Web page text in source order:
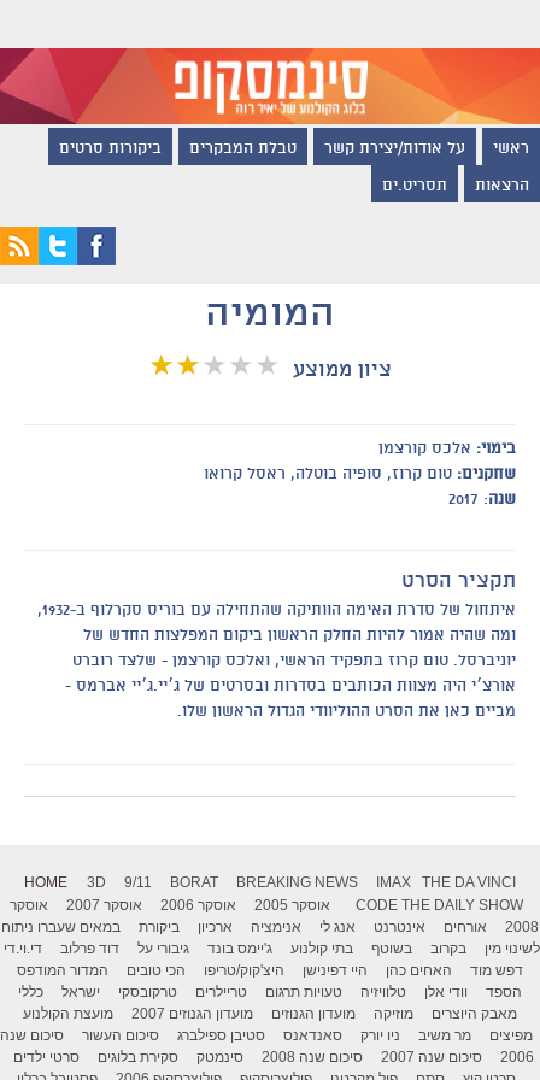
ראשי על אודות/יצירת קשר טבלת המבקרים ביקורות סרטים
הרצאות תסריט.ים
המומיה
ציון ממוצע
בימוי: אלכס קורצמן
שחקנים: טום קרוז, סופיה בוטלה, ראסל קרואו
שנה: 2017
תקציר הסרט
איתחול של סדרת האימה הוותיקה שהתחילה עם בוריס סקרלוף ב-1932,
ומה שהיה אמור להיות החלק הראשון ביקום המפלצות החדש של
יוניברסל. טום קרוז בתפקיד הראשי, ואלכס קורצמן - שלצד רוברט
אורצ׳י היה מצוות הכותבים בסדרות ובסרטים של ג׳יי.ג׳יי אברמס -
מביים כאן את הסרט ההוליוודי הגדול הראשון שלו.
HOME 3D 9/11 BORAT BREAKING NEWS IMAX
THE DA VINCI
CODE THE DAILY SHOW אוסקר 2005 אוסקר 2006 אוסקר 2007
אוסקר
2008
אורחים אינטרנט אנג לי אנימציה ארכיון ביקורת
במאים שעברו ניתוח
לשינוי מין
בקרוב בשוטף בתי קולנוע ג'יימס בונד גיבורי על דוד פרלוב
די.וי.די
דפש מוד
האחים כהן היי דפינישן היצ'קוק/טריפו הכי טובים
המדור המודפס
הספד
וודי אלן טלוויזיה טעויות תרגום טריילרים טרקובסקי ישראל
כללי
מאבק היוצרים
מוזיקה מועדון הגנוזים מועדון הגנוזים 2007
מועצת הקולנוע
מפיצים
מר משיב ניו יורק סאנדאנס סטיבן ספילברג סיכום העשור
סיכום שנה
2006
סיכום שנה 2007 סיכום שנה 2008 סינמטק סקירת בלוגים
סרטי ילדים